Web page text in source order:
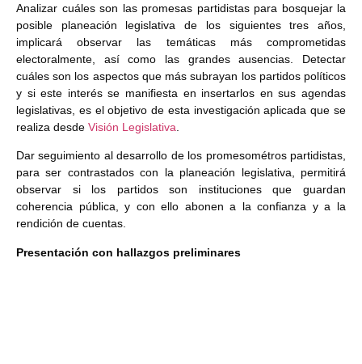
Analizar cuáles son las promesas partidistas para bosquejar la
posible planeación legislativa de los siguientes tres años,
implicará observar las temáticas más comprometidas
electoralmente, así como las grandes ausencias. Detectar
cuáles son los aspectos que más subrayan los partidos políticos
y si este interés se manifiesta en insertarlos en sus agendas
legislativas, es el objetivo de esta investigación aplicada que se
realiza desde Visión Legislativa
Dar seguimiento al desarrollo de los promesométros partidistas,
para ser contrastados con la planeación legislativa, permitirá
observar si los partidos son instituciones que guardan
coherencia pública, y con ello abonen a la confianza y a la
rendición de cuentas.
Presentación con hallazgos preliminares